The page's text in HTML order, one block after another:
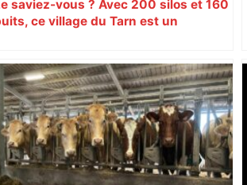
saviez-vous ? Avec 200 silos et 160
ce village du Tarn est un